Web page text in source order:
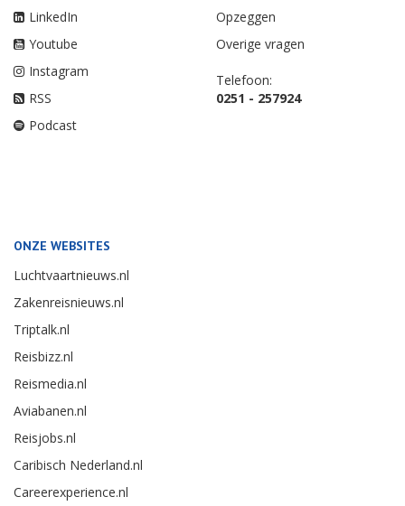
LinkedIn
Youtube
Instagram
RSS
Podcast
Opzeggen
Overige vragen
Telefoon:
0251 - 257924
ONZE WEBSITES
Luchtvaartnieuws.nl
Zakenreisnieuws.nl
Triptalk.nl
Reisbizz.nl
Reismedia.nl
Aviabanen.nl
Reisjobs.nl
Caribisch Nederland.nl
Careerexperience.nl